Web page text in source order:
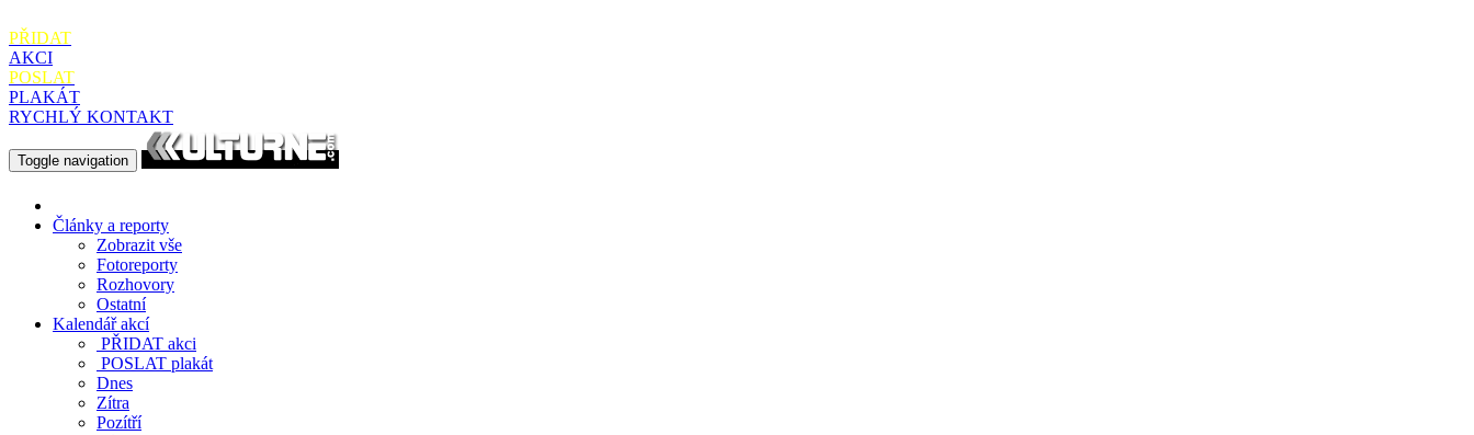
PŘIDAT
AKCI
POSLAT
PLAKÁT
RYCHLÝ KONTAKT
Toggle navigation
Články a reporty
Zobrazit vše
Fotoreporty
Rozhovory
Ostatní
Kalendář akcí
PŘIDAT akci
POSLAT plakát
Dnes
Zítra
Pozítří